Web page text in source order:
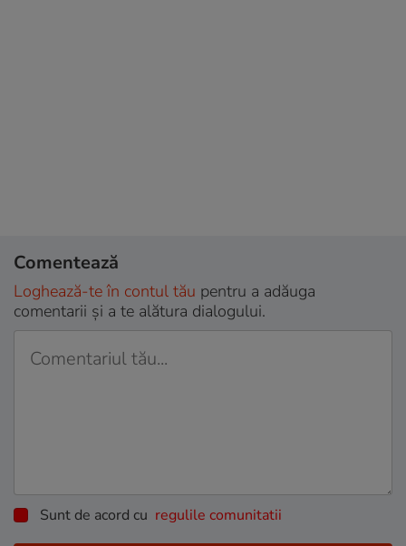
Comentează
Loghează-te în contul tău pentru a adăuga
comentarii și a te alătura dialogului.
Sunt de acord cu regulile comunitatii